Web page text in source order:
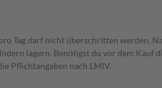
Tag darf nicht überschritten werden.
lagern. Benötigst du vor dem
Pflichtangaben nach LMIV.